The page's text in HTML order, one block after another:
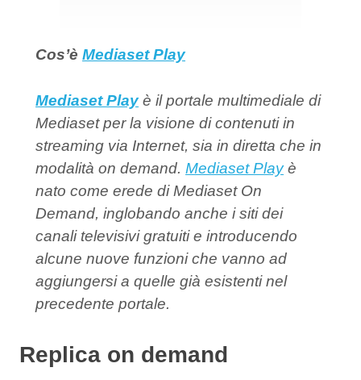
Cos’è Mediaset Play
Mediaset Play è il portale multimediale di
Mediaset per la visione di contenuti in
streaming via Internet, sia in diretta che in
modalità on demand. Mediaset Playè
nato come erede di Mediaset On
Demand, inglobando anche i siti dei
canali televisivi gratuiti e introducendo
alcune nuove funzioni che vanno ad
aggiungersi a quelle già esistenti nel
precedente portale.
Replica on demand